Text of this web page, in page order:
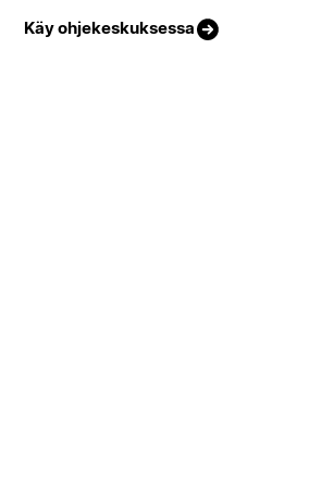
Käy ohjekeskuksessa